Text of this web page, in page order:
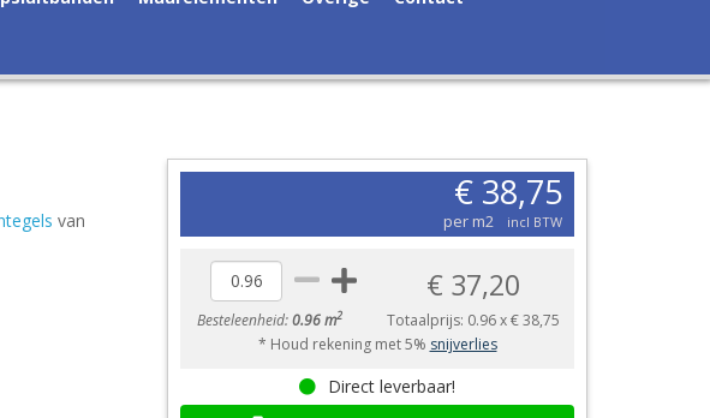
van
€ 38,75
per m2 incl BTW
Besteleenheid:0.96 m2
€ 37,20
Totaalprijs: 0.96x€ 38,75
* Houd rekening met 5% snijverlies
Direct leverbaar!